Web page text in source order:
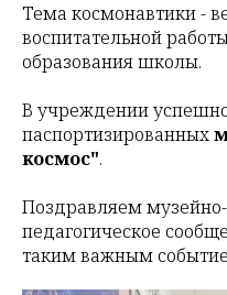
Тема космонавтики -
воспитательной
образования школы.
В учреждении
паспортизированных
космос".
Поздравляем
педагогическое
таким важным